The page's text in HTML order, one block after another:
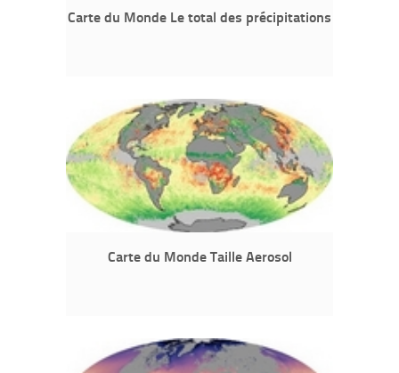
Carte du Monde Le total des précipitations
Carte du Monde Taille Aerosol